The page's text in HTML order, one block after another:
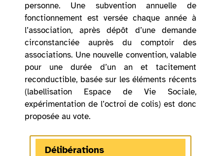
personne. Une subvention annuelle de
fonctionnement est versée chaque année à
l’association, après dépôt d’une demande
circonstanciée auprès du comptoir des
associations. Une nouvelle convention, valable
pour une durée d’un an et tacitement
reconductible, basée sur les éléments récents
(labellisation Espace de Vie Sociale,
expérimentation de l’octroi de colis) est donc
proposée au vote.
Délibérations